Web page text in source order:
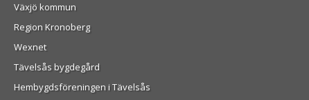
Växjö kommun
Region Kronoberg
Wexnet
Tävelsås bygdegård
Hembygdsföreningen i Tävelsås